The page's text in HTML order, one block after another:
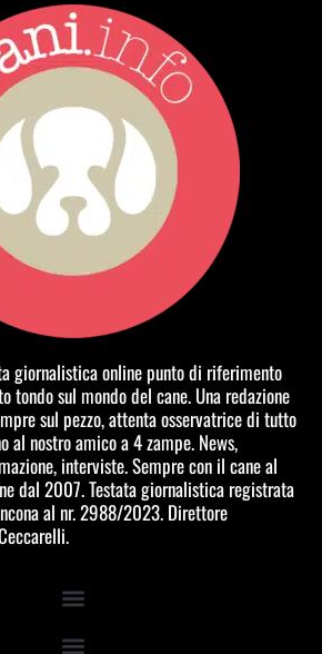
giornalistica online punto di riferimento
tondo sul mondo del cane. Una redazione
sul pezzo, attenta osservatrice di tutto
al nostro amico a 4 zampe. News,
interviste. Sempre con il cane al
dal 2007. Testata giornalistica registrata
al nr. 2988/2023. Direttore